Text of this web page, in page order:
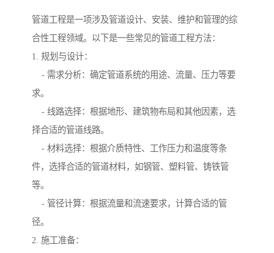
管道工程是一项涉及管道设计、安装、维护和管理的综
合性工程领域。以下是一些常见的管道工程方法：
1. 规划与设计：
- 需求分析：确定管道系统的用途、流量、压力等要
求。
- 线路选择：根据地形、建筑物布局和其他因素，选
择合适的管道线路。
- 材料选择：根据介质特性、工作压力和温度等条
件，选择合适的管道材料，如钢管、塑料管、铸铁管
等。
- 管径计算：根据流量和流速要求，计算合适的管
径。
2. 施工准备：